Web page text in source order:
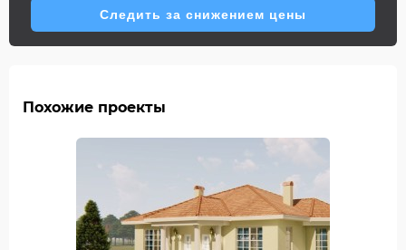
Следить за снижением цены
Похожие проекты